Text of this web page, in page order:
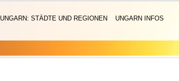
UNGARN: STÄDTE UND REGIONEN
UNGARN INFOS